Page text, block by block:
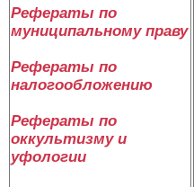
Рефераты по
муниципальному праву
Рефераты по
налогообложению
Рефераты по
оккультизму и
уфологии